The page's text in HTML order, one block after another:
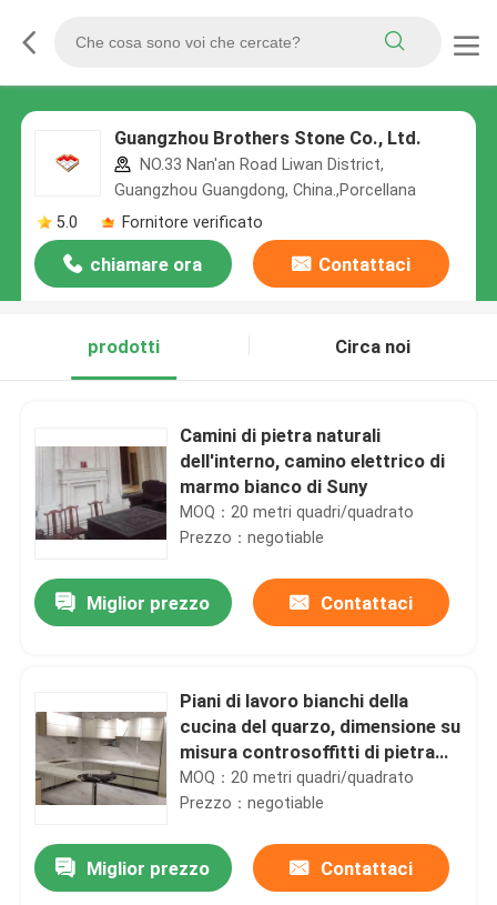
Guangzhou Brothers Stone Co., Ltd.
NO.33 Nan'an Road Liwan District,
Guangzhou Guangdong, China.,Porcellana
5.0
Fornitore verificato
chiamare ora Contattaci
prodotti Circa noi
Camini di pietra naturali
dell'interno, camino elettrico di
marmo bianco di Suny
MOQ：20 metri quadri/quadrato
Prezzo：negotiable
Miglior prezzo Contattaci
Piani di lavoro bianchi della
cucina del quarzo, dimensione su
misura controsoffitti di pietra
del quarzo
MOQ：20 metri quadri/quadrato
Prezzo：negotiable
Miglior prezzo Contattaci